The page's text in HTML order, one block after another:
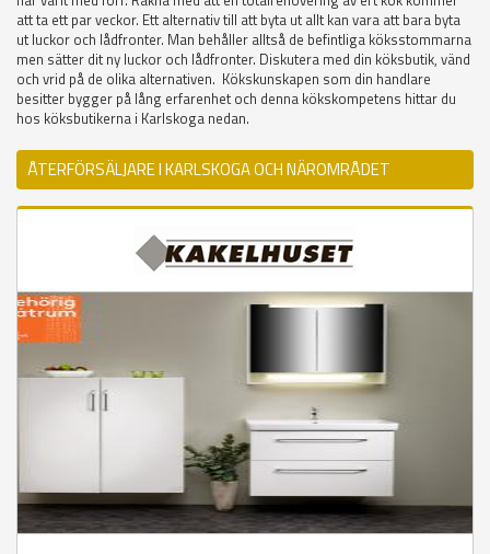
att ta ett par veckor. Ett alternativ till att byta ut allt kan vara att bara byta
ut luckor och lådfronter. Man behåller alltså de befintliga köksstommarna
men sätter dit ny luckor och lådfronter. Diskutera med din köksbutik, vänd
och vrid på de olika alternativen. Kökskunskapen som din handlare
besitter bygger på lång erfarenhet och denna kökskompetens hittar du
hos köksbutikerna i Karlskoga nedan.
ÅTERFÖRSÄLJARE I KARLSKOGA OCH NÄROMRÅDET